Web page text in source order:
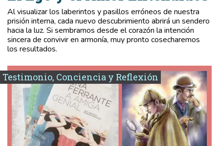
Al visualizar los laberintos y pasillos erróneos de nuestra
prisión interna, cada nuevo descubrimiento abrirá un sendero
hacia la luz. Si sembramos desde el corazón la intención
sincera de convivir en armonía, muy pronto cosecharemos
los resultados.
Testimonio, Conciencia y Reflexión